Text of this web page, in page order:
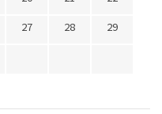
27 28
29